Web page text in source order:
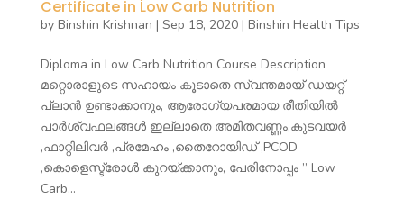
Certificate in Low Carb Nutrition
by Binshin Krishnan | Sep 18, 2020| Binshin Health Tips
Diploma in Low Carb Nutrition Course Description
മറ്റൊരാളുടെ സഹായം കൂടാതെ സ്വന്തമായ് ഡയറ്റ്
പ്ലാൻ ഉണ്ടാക്കാനും, ആരോഗ്യപരമായ രീതിയിൽ
പാർശ്വഫലങ്ങൾ ഇല്ലാതെ അമിതവണ്ണം,കുടവയർ
,ഫാറ്റിലിവർ ,പ്രമേഹം ,തൈറോയിഡ് ,PCOD
,കൊളെസ്ട്രോൾ കുറയ്ക്കാനും, പേരിനോപ്പം ” Low
Carb...